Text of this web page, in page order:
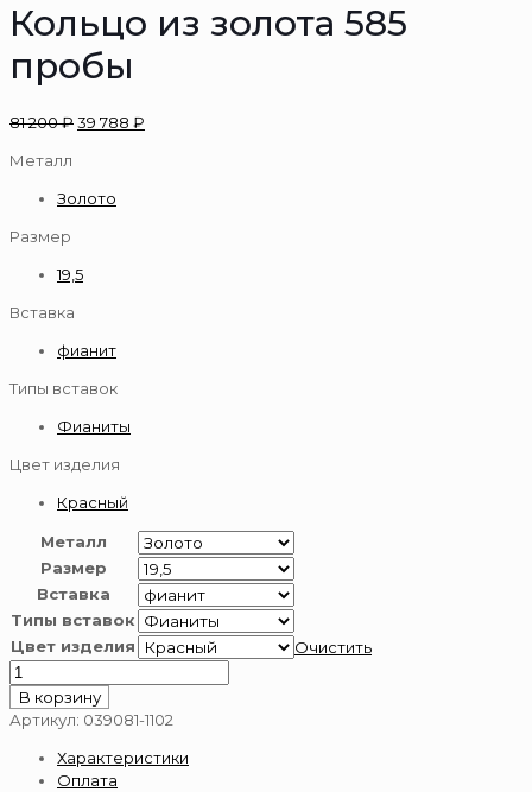
Кольцо из золота 585
пробы
81 200₽39 788 ₽
Металл
Золото
Размер
19,5
Вставка
фианит
Типы вставок
Фианиты
Цвет изделия
Красный
Металл
Размер
Вставка
Типы вставок
Цвет изделия
Очистить
Количество
товара
Кольцо
золота
В корзину
Артикул: 039081-1102
Характеристики
Оплата